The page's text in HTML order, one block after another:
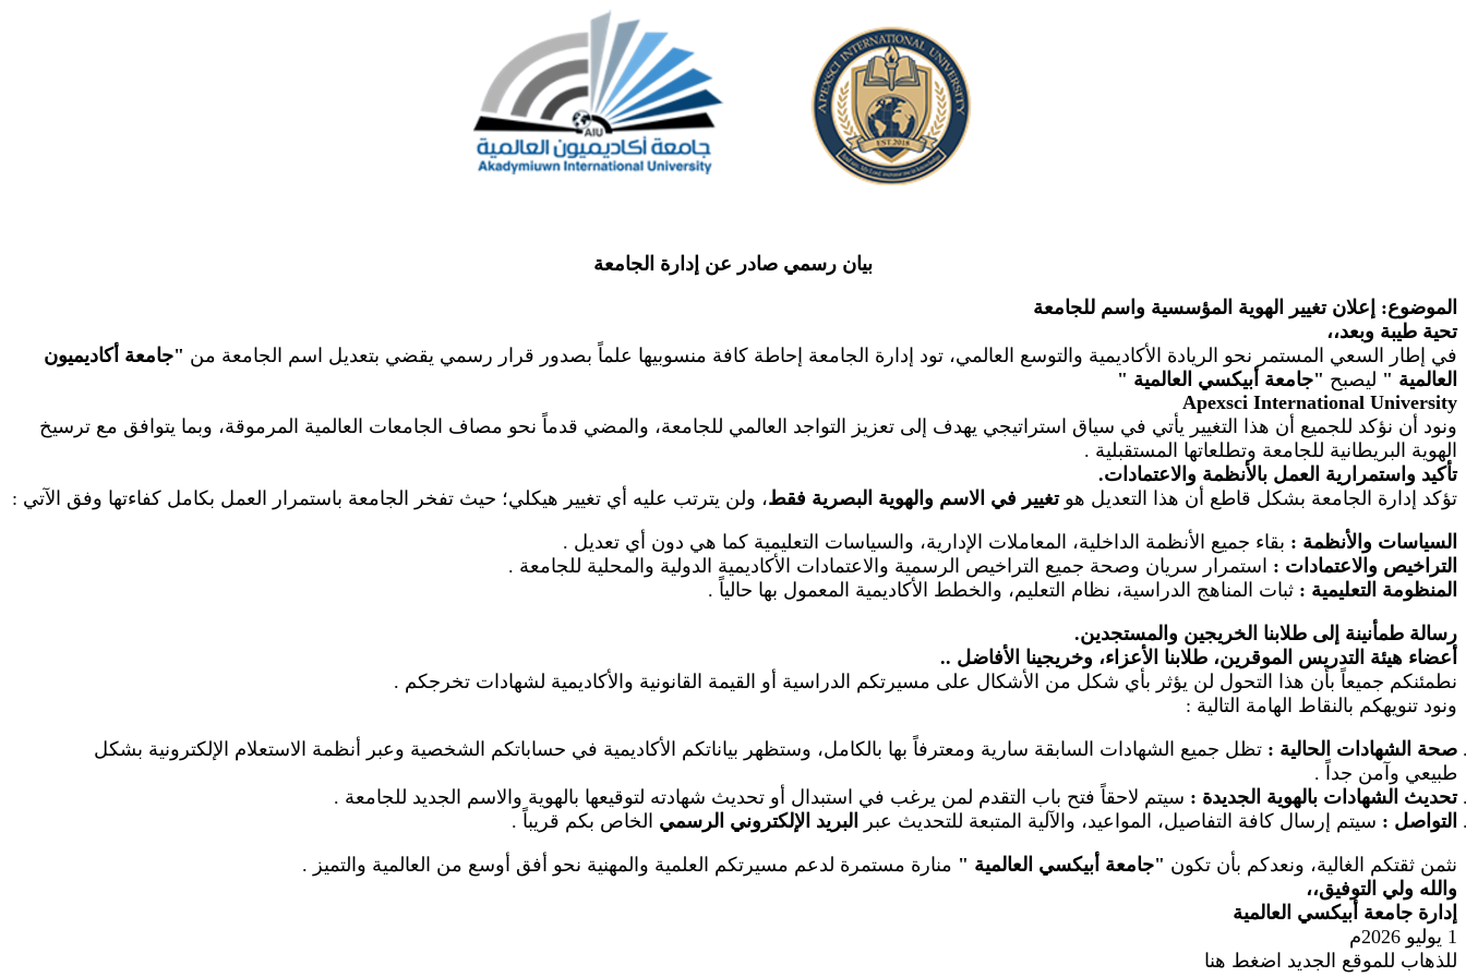
بيان رسمي صادر عن إدارة الجامعة
الموضوع: إعلان تغيير الهوية المؤسسية واسم للجامعة
تحية طيبة وبعد،،
في إطار السعي المستمر نحو الريادة الأكاديمية والتوسع العالمي، تود إدارة الجامعة إحاطة كافة منسوبيها علماً بصدور قرار رسمي يقضي بتعديل اسم الجامعة من "جامعة أكاديميون
العالمية " ليصبح "جامعة أبيكسي العالمية "
International University
Apexsci
ونود أن نؤكد للجميع أن هذا التغيير يأتي في سياق استراتيجي يهدف إلى تعزيز التواجد العالمي للجامعة، والمضي قدماً نحو مصاف الجامعات العالمية المرموقة، وبما يتوافق مع ترسيخ
الهوية البريطانية للجامعة وتطلعاتها المستقبلية .
تأكيد واستمرارية العمل بالأنظمة والاعتمادات.
تؤكد إدارة الجامعة بشكل قاطع أن هذا التعديل هوتغيير في الاسم والهوية البصرية فقط، ولن يترتب عليه أي تغيير هيكلي؛ حيث تفخر الجامعة باستمرار العمل بكامل كفاءتها وفق الآتي :
السياسات والأنظمة : بقاء جميع الأنظمة الداخلية، المعاملات الإدارية، والسياسات التعليمية كما هي دون أي تعديل .
التراخيص والاعتمادات : استمرار سريان وصحة جميع التراخيص الرسمية والاعتمادات الأكاديمية الدولية والمحلية للجامعة .
المنظومة التعليمية : ثبات المناهج الدراسية، نظام التعليم، والخطط الأكاديمية المعمول بها حالياً .
رسالة طمأنينة إلى طلابنا الخريجين والمستجدين.
أعضاء هيئة التدريس الموقرين، طلابنا الأعزاء، وخريجينا الأفاضل ..
نطمئنكم جميعاً بأن هذا التحول لن يؤثر بأي شكل من الأشكال على مسيرتكم الدراسية أو القيمة القانونية والأكاديمية لشهادات تخرجكم .
ونود تنويهكم بالنقاط الهامة التالية :
صحة الشهادات الحالية : تظل جميع الشهادات السابقة سارية ومعترفاً بها بالكامل، وستظهر بياناتكم الأكاديمية في حساباتكم الشخصية وعبر أنظمة الاستعلام الإلكترونية بشكل
طبيعي وآمن جداً .
تحديث الشهادات بالهوية الجديدة : سيتم لاحقاً فتح باب التقدم لمن يرغب في استبدال أو تحديث شهادته لتوقيعها بالهوية والاسم الجديد للجامعة .
التواصل : سيتم إرسال كافة التفاصيل، المواعيد، والآلية المتبعة للتحديث عبر البريد الإلكتروني الرسمي الخاص بكم قريباً .
نثمن ثقتكم الغالية، ونعدكم بأن تكون "جامعة أبيكسي العالمية " منارة مستمرة لدعم مسيرتكم العلمية والمهنية نحو أفق أوسع من العالمية والتميز .
والله ولي التوفيق،،
إدارة جامعة أبيكسي العالمية
1 يوليو 2026م
للذهاب للموقع الجديد اضغط هنا